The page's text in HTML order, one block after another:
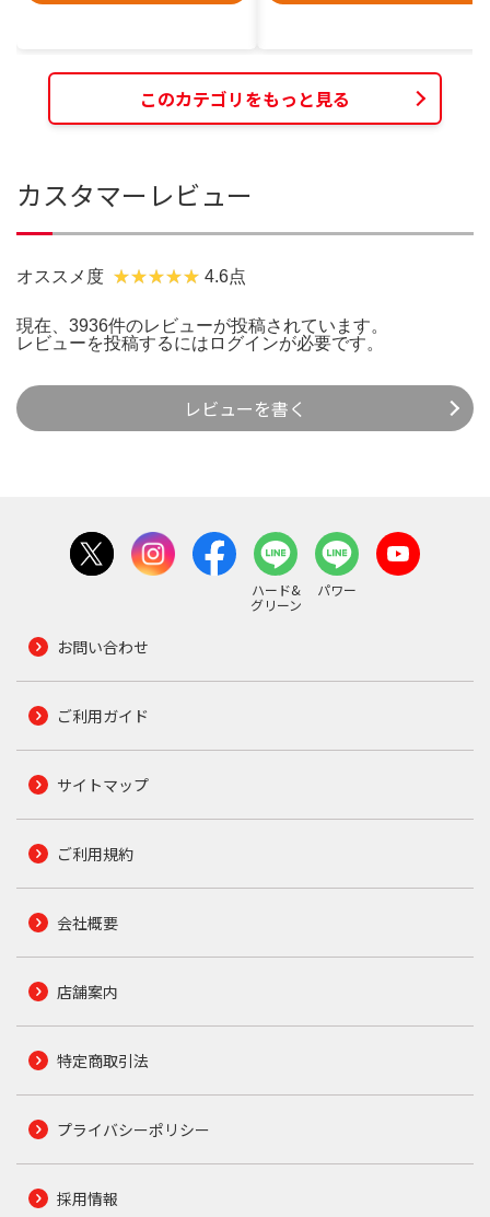
このカテゴリをもっと見る
カスタマーレビュー
オススメ度 4.6点
現在、3936件のレビューが投稿されています。
レビューを投稿するには ログインが必要です。
レビューを書く
ハード&
グリーン
パワー
お問い合わせ
ご利用ガイド
サイトマップ
ご利用規約
会社概要
店舗案内
特定商取引法
プライバシーポリシー
採用情報